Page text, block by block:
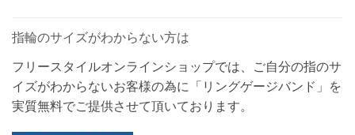
指輪のサイズがわからない方は
フリースタイルオンラインショップでは、ご自分の指のサ
イズがわからないお客様の為に「リングゲージバンド」を
実質無料でご提供させて頂いております。